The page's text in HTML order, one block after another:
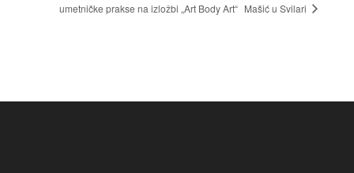
umetničke prakse na izložbi „Art Body Art“ Mašić u Svilari